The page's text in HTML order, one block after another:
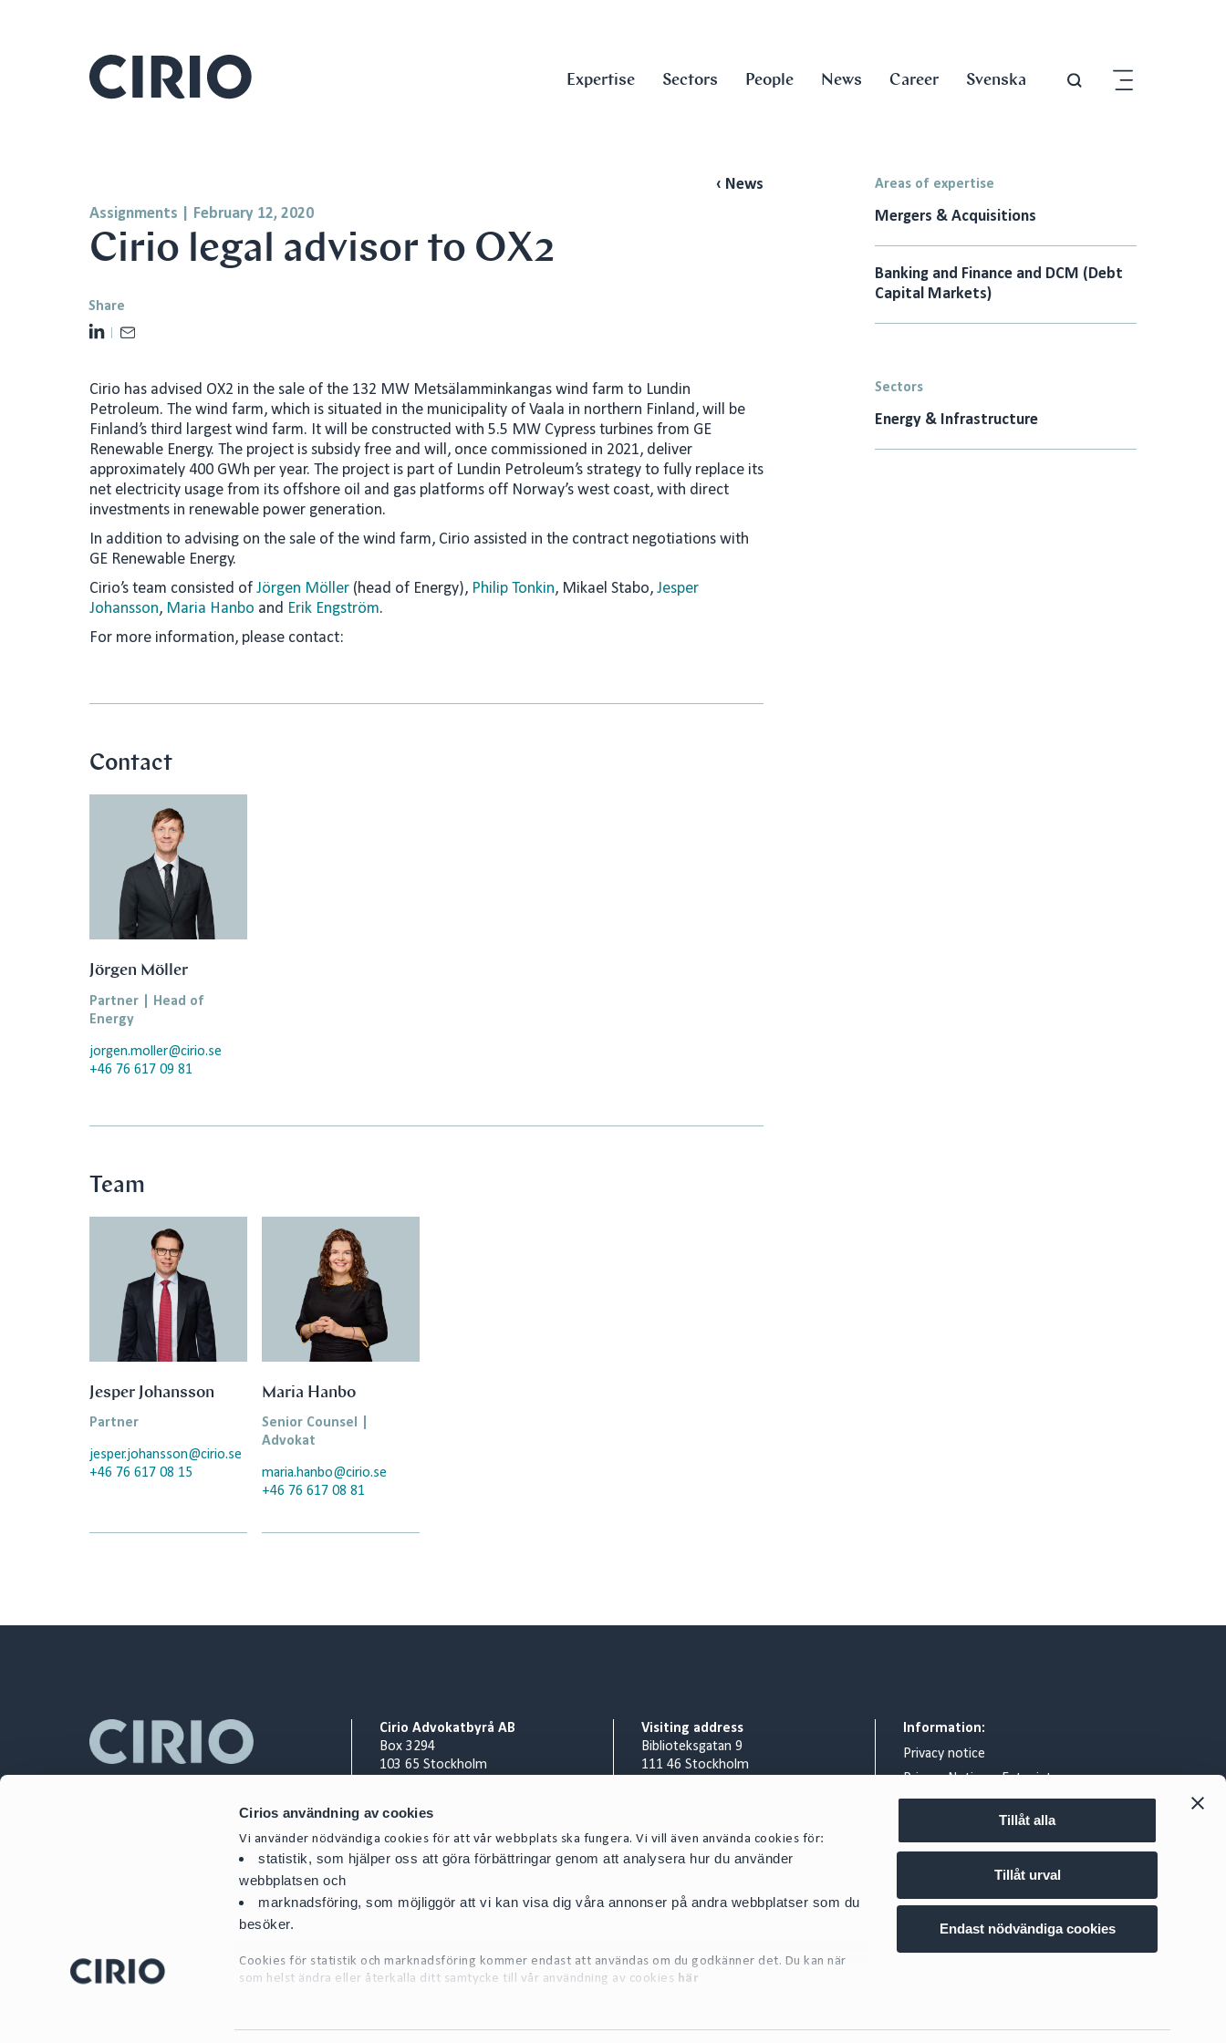
Cirios användning av cookies
Vi använder nödvändiga cookies för att vår webbplats ska fungera. Vi vill även använda cookies för:
statistik, som hjälper oss att göra förbättringar genom att analysera hur du använder
webbplatsen och
marknadsföring, som möjliggör att vi kan visa dig våra annonser på andra webbplatser som du
besöker.
Cookies för statistik och marknadsföring kommer endast att användas om du godkänner det. Du kan när
som helst ändra eller återkalla ditt samtycke till vår användning av cookies här
Tillåt alla
Tillåt urval
Endast nödvändiga cookies
Expertise Sectors People News Career Svenska
‹ News
Assignments
February 12, 2020
Cirio legal advisor to OX2
Share
L
k
e
d
I
n
l
Cirio has advised OX2 in the sale of the 132 MW Metsälamminkangas wind farm to Lundin
Petroleum. The wind farm, which is situated in the municipality of Vaala in northern Finland, will be
Finland’s third largest wind farm. It will be constructed with 5.5 MW Cypress turbines from GE
Renewable Energy. The project is subsidy free and will, once commissioned in 2021, deliver
approximately 400 GWh per year. The project is part of Lundin Petroleum’s strategy to fully replace its
net electricity usage from its offshore oil and gas platforms off Norway’s west coast, with direct
investments in renewable power generation.
In addition to advising on the sale of the wind farm, Cirio assisted in the contract negotiations with
GE Renewable Energy.
Cirio’s team consisted ofJörgen Möller (head of Energy), Philip Tonkin, Mikael Stabo,Jesper
Johansson, Maria Hanbo and Erik Engström.
For more information, please contact:
Contact
Jörgen Möller
Partner | Head of
Energy
jorgen.moller@cirio.se
+46 76 617 09 81
Team
Jesper Johansson
Partner
jesper.johansson@cirio.se
+46 76 617 08 15
Maria Hanbo
Senior Counsel |
Advokat
maria.hanbo@cirio.se
+46 76 617 08 81
Areas of expertise
Mergers & Acquisitions
Banking and Finance and DCM (Debt
Capital Markets)
Sectors
Energy & Infrastructure
Cirio Advokatbyrå AB
Box 3294
103 65 Stockholm
contact@cirio.se
Visiting address
Biblioteksgatan 9
111 46 Stockholm
SE 831 90 Östersund
SE-5569530008@pdf.scancloud.se
Information:
Privacy notice
Privacy Notice – Entry intercom
General terms & conditions
Exchange of information relating to
reportable cross border tax
Cookie policy